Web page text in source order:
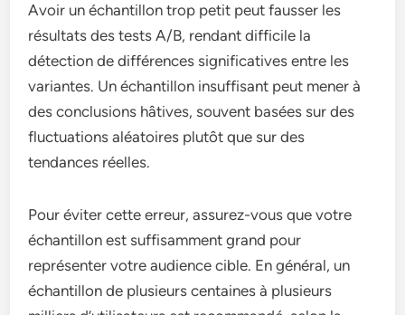
Avoir un échantillon trop petit peut fausser les
résultats des tests A/B, rendant difficile la
détection de différences significatives entre les
variantes. Un échantillon insuffisant peut mener à
des conclusions hâtives, souvent basées sur des
fluctuations aléatoires plutôt que sur des
tendances réelles.
Pour éviter cette erreur, assurez-vous que votre
échantillon est suffisamment grand pour
représenter votre audience cible. En général, un
échantillon de plusieurs centaines à plusieurs